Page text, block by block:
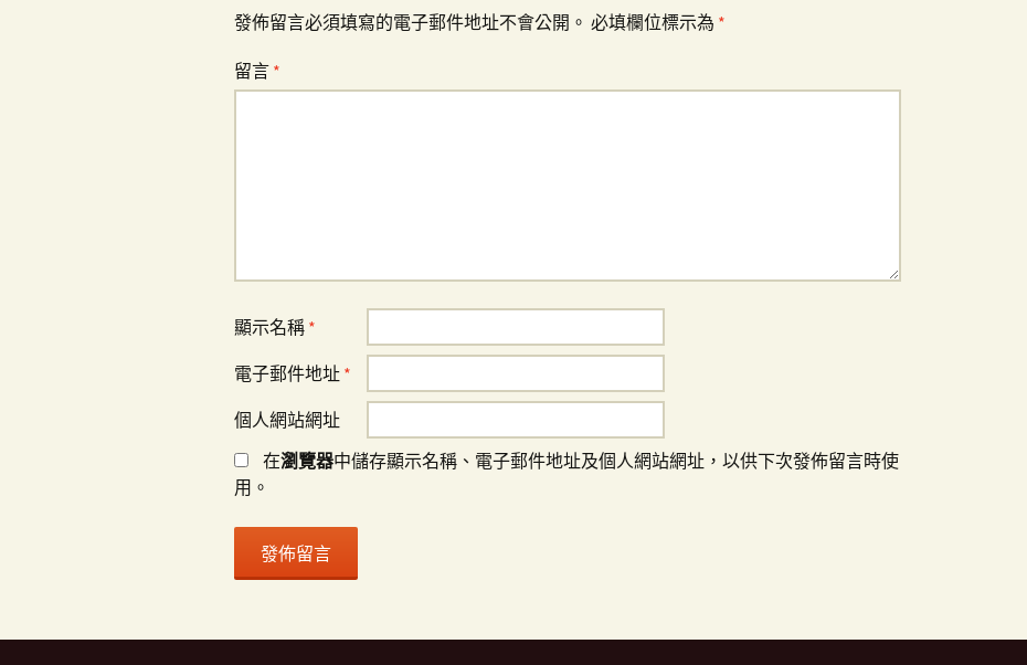
發佈留言必須填寫的電子郵件地址不會公開。 必填欄位標示為 *
留言 *
顯示名稱 *
電子郵件地址 *
個人網站網址
在瀏覽器中儲存顯示名稱、電子郵件地址及個人網站網址，以供下次發佈留言時使
用。